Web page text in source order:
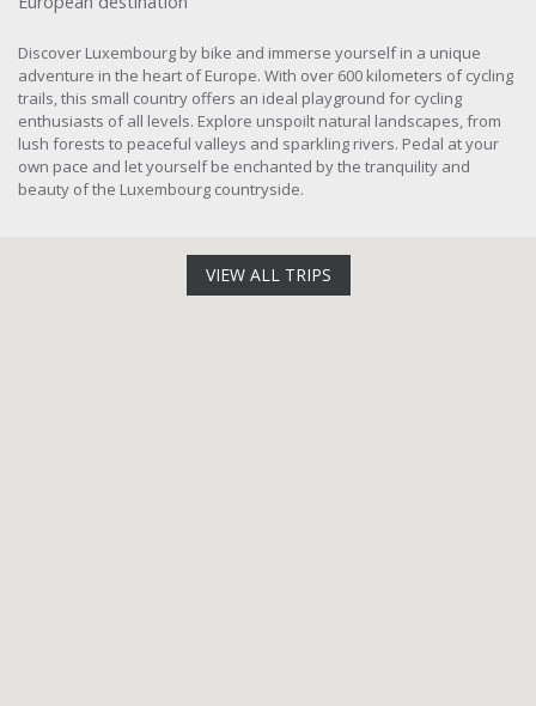
Discover Luxembourg by bike and immerse yourself in a unique
adventure in the heart of Europe. With over 600 kilometers of cycling
trails, this small country offers an ideal playground for cycling
enthusiasts of all levels. Explore unspoilt natural landscapes, from
lush forests to peaceful valleys and sparkling rivers. Pedal at your
own pace and let yourself be enchanted by the tranquility and
beauty of the Luxembourg countryside.
VIEW ALL TRIPS